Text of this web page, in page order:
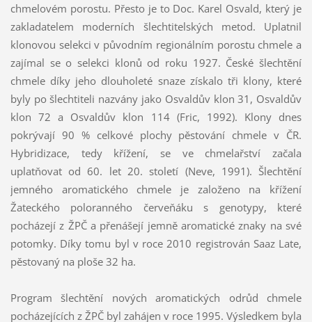
chmelovém porostu. Přesto je to Doc. Karel Osvald, který je
zakladatelem moderních šlechtitelských metod. Uplatnil
klonovou selekci v původním regionálním porostu chmele a
zajímal se o selekci klonů od roku 1927. České šlechtění
chmele díky jeho dlouholeté snaze získalo tři klony, které
byly po šlechtiteli nazvány jako Osvaldův klon 31, Osvaldův
klon 72 a Osvaldův klon 114 (Fric, 1992). Klony dnes
pokrývají 90 % celkové plochy pěstování chmele v ČR.
Hybridizace, tedy křížení, se ve chmelařství začala
uplatňovat od 60. let 20. století (Neve, 1991). Šlechtění
jemného aromatického chmele je založeno na křížení
Žateckého poloranného červeňáku s genotypy, které
pocházejí z ŽPČ a přenášejí jemně aromatické znaky na své
potomky. Díky tomu byl v roce 2010 registrován Saaz Late,
pěstovaný na ploše 32 ha.
Program šlechtění nových aromatických odrůd chmele
pocházejících z ŽPČ byl zahájen v roce 1995. Výsledkem byla